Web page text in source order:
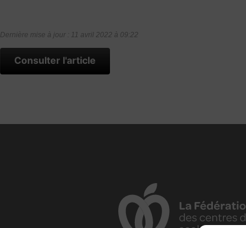
Dernière mise à jour : 11 avril 2022 à 09:22
Consulter l'article